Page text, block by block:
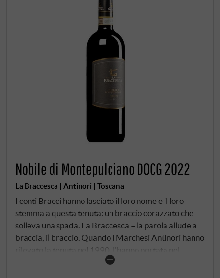
Nobile di Montepulciano DOCG 2022
La Braccesca | Antinori | Toscana
I conti Bracci hanno lasciato il loro nome e il loro
stemma a questa tenuta: un braccio corazzato che
solleva una spada. La Braccesca – la parola allude a
braccia, il braccio. Quando i Marchesi Antinori hanno
rilevato la tenuta nel 1990, l'hanno portata nel
presente senza allontanarla dalla sua storia. Nello